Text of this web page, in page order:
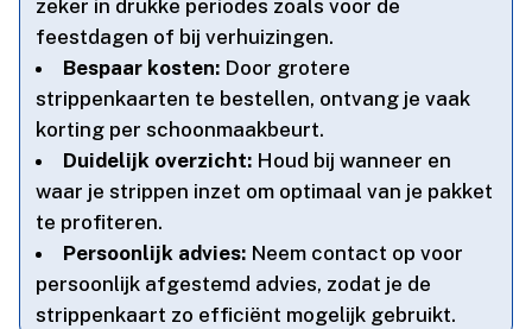
zeker in drukke periodes zoals voor de
feestdagen of bij verhuizingen.​
Bespaar kosten: Door grotere
strippenkaarten te bestellen, ontvang je vaak
korting per schoonmaakbeurt.​
Duidelijk overzicht: Houd bij wanneer en
waar je strippen inzet om optimaal van je pakket
te profiteren.​
Persoonlijk advies: Neem contact op voor
persoonlijk afgestemd advies, zodat je de
strippenkaart zo efficiënt mogelijk gebruikt.​